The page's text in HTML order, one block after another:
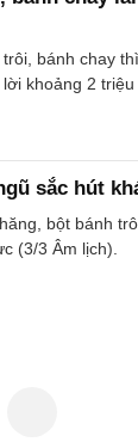
bánh chay
khoảng 2 triệu
sắc hút
bột bánh
(3/3 Âm lịch).